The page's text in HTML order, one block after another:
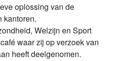
oplossing van de
kantoren.
Welzijn en Sport
waar zij op verzoek van
heeft deelgenomen.